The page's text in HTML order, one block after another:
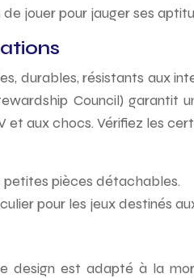
jouer pour jauger ses
durables, résistants aux
Council)
aux chocs. Vérifiez les
petites pièces détachables.
pour les jeux destinés
design est adapté à la